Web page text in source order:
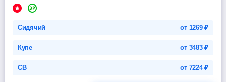
Сидячий от 1269₽
Купе от 3483₽
СВ от 7224₽